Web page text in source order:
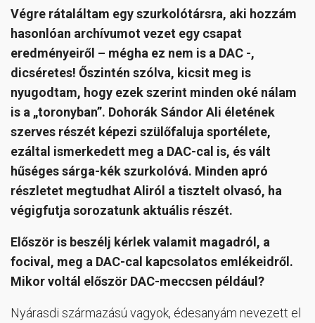
Végre rátaláltam egy szurkolótársra, aki hozzám
hasonlóan archívumot vezet egy csapat
eredményeiről – mégha ez nem is a DAC -,
dicséretes! Őszintén szólva, kicsit meg is
nyugodtam, hogy ezek szerint minden oké nálam
is a „toronyban”. Dohorák Sándor Ali életének
szerves részét képezi szülőfaluja sportélete,
ezáltal ismerkedett meg a DAC-cal is, és vált
hűséges sárga-kék szurkolóvá. Minden apró
részletet megtudhat Aliról a tisztelt olvasó, ha
végigfutja sorozatunk aktuális részét.
Először is beszélj kérlek valamit magadról, a
focival, meg a DAC-cal kapcsolatos emlékeidről.
Mikor voltál először DAC-meccsen például?
Nyárasdi származású vagyok, édesanyám nevezett el